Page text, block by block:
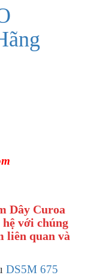
Dây Curoa
với chúng
liên quan và
DS5M 675